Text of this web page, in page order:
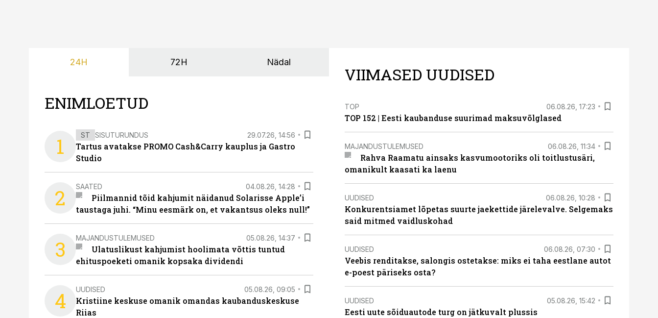
24H 72H Nädal
ENIMLOETUD
1 ST SISUTURUNDUS 29.07.26, 14:56
Tartus avatakse PROMO Cash&Carry kauplus ja Gastro
Studio
2 SAATED 04.08.26, 14:28
Piilmannid tõid kahjumit näidanud Solarisse Apple’i
taustaga juhi. “Minu eesmärk on, et vakantsus oleks null!”
3 MAJANDUSTULEMUSED 05.08.26, 14:37
Ulatuslikust kahjumist hoolimata võttis tuntud
ehituspoeketi omanik kopsaka dividendi
4 UUDISED 05.08.26, 09:05
Kristiine keskuse omanik omandas kaubanduskeskuse
Riias
VIIMASED UUDISED
TOP 06.08.26, 17:23
TOP 152 | Eesti kaubanduse suurimad maksuvõlglased
MAJANDUSTULEMUSED 06.08.26, 11:34
Rahva Raamatu ainsaks kasvumootoriks oli toitlustusäri,
omanikult kaasati ka laenu
UUDISED 06.08.26, 10:28
Konkurentsiamet lõpetas suurte jaekettide järelevalve. Selgemaks
said mitmed vaidluskohad
UUDISED 06.08.26, 07:30
Veebis renditakse, salongis ostetakse: miks ei taha eestlane autot
e-poest päriseks osta?
UUDISED 05.08.26, 15:42
Eesti uute sõiduautode turg on jätkuvalt plussis